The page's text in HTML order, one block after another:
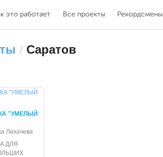
это работает Все проекты Рекордсмены
/ Саратов
"УМЕЛЫЙ
Лихачева
ДЛЯ